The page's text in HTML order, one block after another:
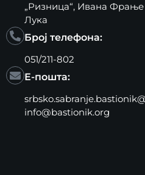
„Ризница“, Ивана
Лука
Број телефона:
051/211-802
Е-пошта:
info@bastionik.org